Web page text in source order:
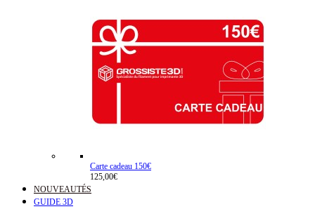
Carte cadeau 150€
125,00€
NOUVEAUTÉS
GUIDE 3D